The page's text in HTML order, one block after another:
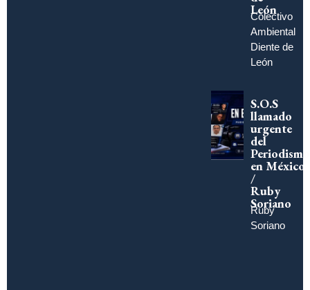
León
Colectivo
Ambiental
Diente de
León
S.O.S
llamado
urgente
del
Periodismo
en México
/
Ruby
Soriano
Ruby
Soriano